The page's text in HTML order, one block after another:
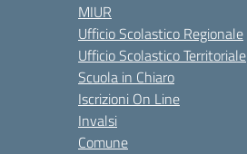
MIUR
Ufficio Scolastico Regionale
Ufficio Scolastico Territoriale
Scuola in Chiaro
Iscrizioni On Line
Invalsi
Comune